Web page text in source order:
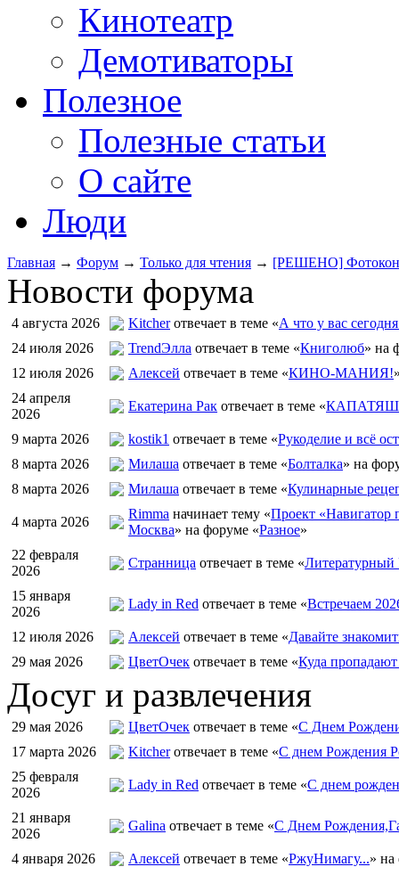
Кинотеатр
Демотиваторы
Полезное
Полезные статьи
О сайте
Люди
Главная → Форум → Только для чтения → [РЕШЕНО]
Новости форума
4 августа 2026 Kitcherотвечает в теме «А что у вас
24 июля 2026
TrendЭлла отвечает в теме «Книголюб» на
12 июля 2026
Алексей отвечает в теме «КИНО-МАНИЯ!
24 апреля
2026
Екатерина Рак отвечает в теме «
9 марта 2026 kostik1 отвечает в теме «Рукоделие и всё
8 марта 2026
Милаша отвечает в теме «Болталка» на
8 марта 2026
Милаша отвечает в теме «Кулинарные
4 марта 2026
Rimma начинает тему «Проект «Навигатор
Москва» на форуме «Разное»
22 февраля
2026
Странница отвечает в теме «Литературный
15 января
2026
Lady in Red отвечает в теме «Встречаем
12 июля 2026 Алексей отвечает в теме «Давайте
29 мая 2026
ЦветOчек отвечает в теме «Куда
Досуг и развлечения
29 мая 2026 ЦветOчек отвечает в теме «С Днем
17 марта 2026
Kitcherотвечает в теме «С днем Рождения
25 февраля
2026
Lady in Red отвечает в теме «С днем
21 января
2026
Galina отвечает в теме «С Днем
4 января 2026 Алексей отвечает в теме «РжуНимагу...» на